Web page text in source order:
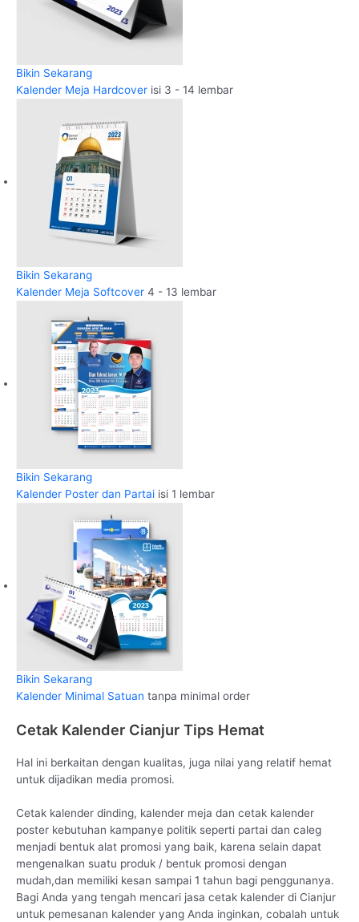
Bikin Sekarang
Kalender Meja Hardcover isi 3 - 14 lembar
Bikin Sekarang
Kalender Meja Softcover 4 - 13 lembar
Bikin Sekarang
Kalender Poster dan Partai isi 1 lembar
Bikin Sekarang
Kalender Minimal Satuan tanpa minimal order
Cetak Kalender Cianjur Tips Hemat
Hal ini berkaitan dengan kualitas, juga nilai yang relatif hemat
untuk dijadikan media promosi.
Cetak kalender dinding, kalender meja dan cetak kalender
poster kebutuhan kampanye politik seperti partai dan caleg
menjadi bentuk alat promosi yang baik, karena selain dapat
mengenalkan suatu produk / bentuk promosi dengan
mudah,dan memiliki kesan sampai 1 tahun bagi penggunanya.
Bagi Anda yang tengah mencari jasa cetak kalender di Cianjur
untuk pemesanan kalender yang Anda inginkan, cobalah untuk